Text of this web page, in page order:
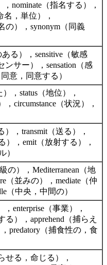
，nominate（指名する），
名，単位），
の），synonym（同義
ある），sensitive（敏感
ンサー），sensation（感
意，同意する）
，status（地位），
，circumstance（状況），
），transmit（送る），
），emit（放射する），
）
の），Mediterranean（地
（並みの），mediate（仲
（中央，中間の）
enterprise（事業），
る），apprehend（捕らえ
predatory（捕食性の，食
せる，命じる），